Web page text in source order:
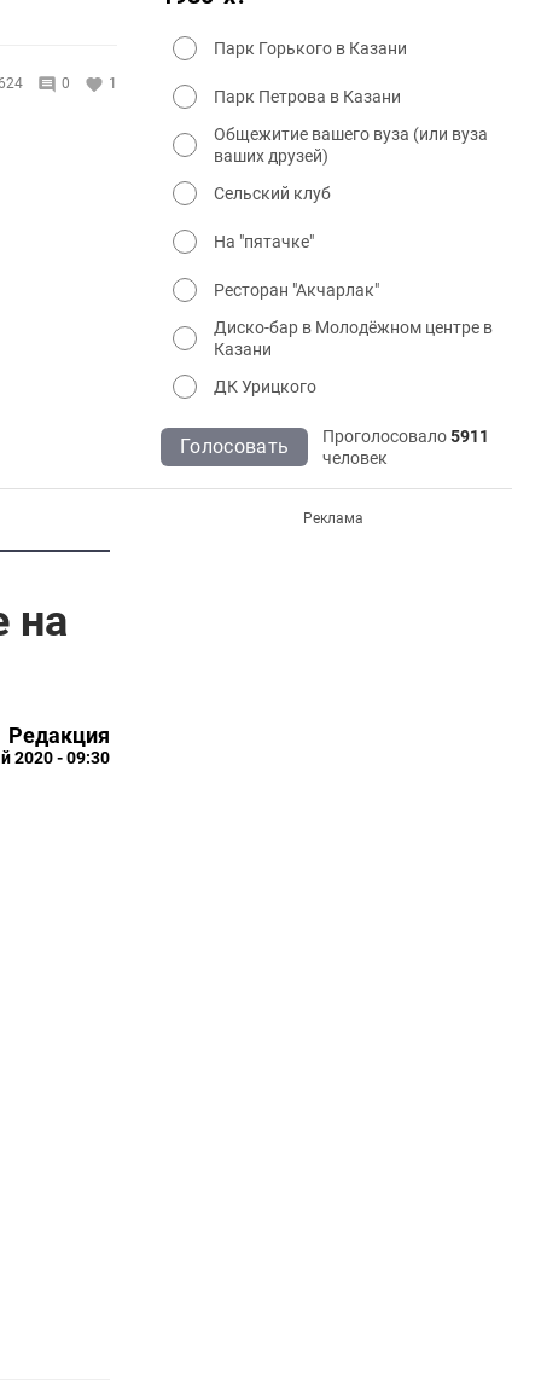
0 1
Парк Горького в Казани
Парк Петрова в Казани
Общежитие вашего вуза (или вуза
ваших друзей)
Сельский клуб
На "пятачке"
Ресторан "Акчарлак"
Диско-бар в Молодёжном центре в
Казани
ДК Урицкого
Голосовать Проголосовало5911
человек
на
Редакция
2020 - 09:30
Реклама